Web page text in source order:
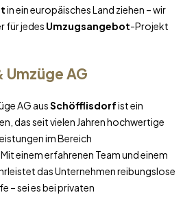
in ein europäisches Land ziehen – wir
für jedes Umzugsangebot-Projekt
Umzüge AG
AG ausSchöfflisdorfist ein
das seit vielen Jahren hochwertige
im Bereich
einem erfahrenen Team und einem
das Unternehmen reibungslose
– sei es bei privaten